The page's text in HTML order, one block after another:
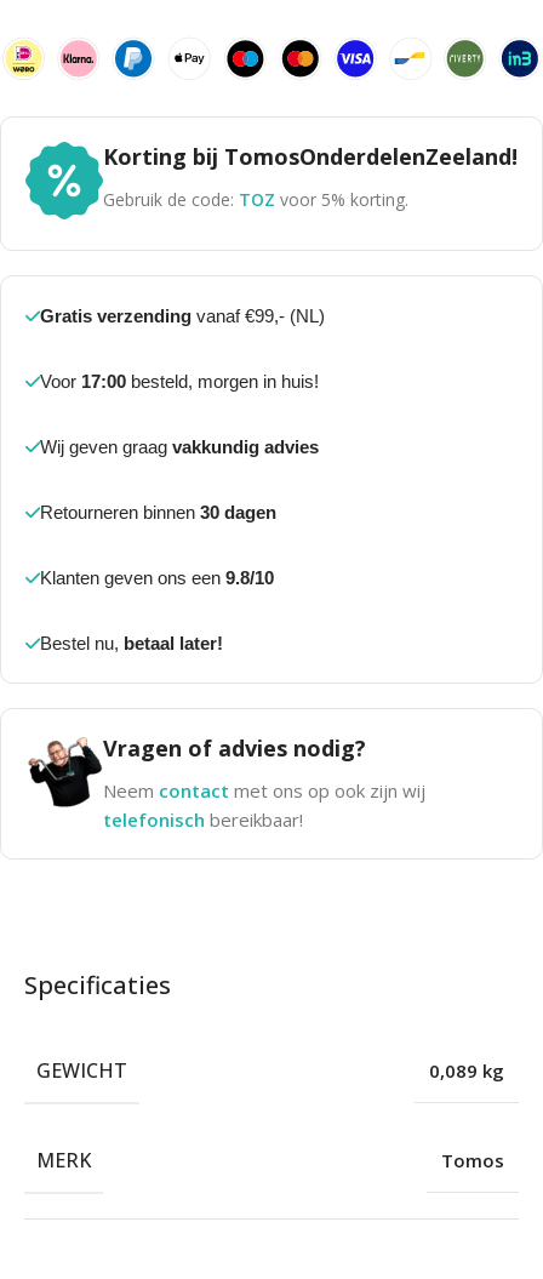
Korting bij TomosOnderdelenZeeland!
Gebruik de code: TOZ voor 5% korting.
Gratis verzending vanaf €99,- (NL)
Voor 17:00 besteld, morgen in huis!
Wij geven graag vakkundig advies
Retourneren binnen 30 dagen
Klanten geven ons een 9.8/10
Bestel nu, betaal later!
Vragen of advies nodig?
Neem contact met ons op ook zijn wij
telefonisch bereikbaar!
Specificaties
GEWICHT 0,089 kg
MERK Tomos